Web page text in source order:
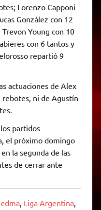
Lorenzo Capponi
González con 12
Young con 10
con 6 tantos y
repartió 9
actuaciones de Alex
ni de Agustín
partidos
el próximo domingo
la segunda de las
de cerrar ante
, Liga Argentina,